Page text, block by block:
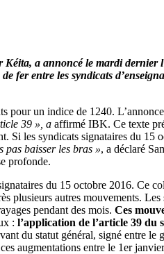
a annoncé le mardi dernier
fer entre les syndicats
pour un indice de 1240.
39 », a affirmé IBK. Ce texte
Si les syndicats signataires du 15
pas baisser les bras », a déclaré
profonde.
du 15 octobre 2016. Ce
plusieurs autres mouvements.
pendant des mois. Ces
: l’application de l’article 39 du
du statut général, signé entre
augmentations entre le 1er